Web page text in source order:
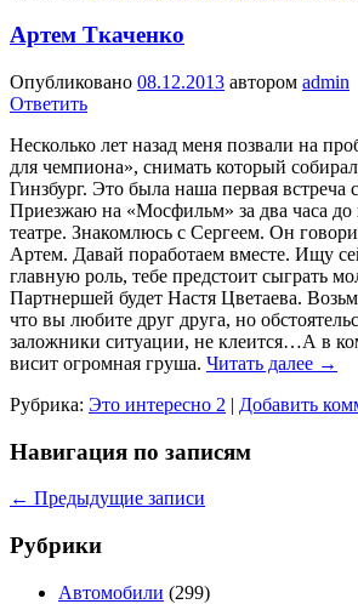
Артем Ткаченко
Опубликовано 08.12.2013 автором admin
Ответить
Несколько лет назад меня позвали на
для чемпиона», снимать который
Гинзбург. Это была наша первая встреча
Приезжаю на «Мосфильм» за два часа до
театре. Знакомлюсь с Сергеем. Он
Артем. Давай поработаем вместе. Ищу
главную роль, тебе предстоит сыграть
Партнершей будет Настя Цветаева.
что вы любите друг друга, но
заложники ситуации, не клеится…А в
висит огромная груша. Читать далее →
Рубрика: Это интересно 2 | Добавить
Навигация по записям
← Предыдущие записи
Рубрики
Автомобили (299)